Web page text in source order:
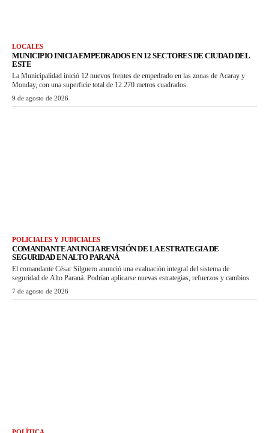
LOCALES
MUNICIPIO INICIA EMPEDRADOS EN 12 SECTORES DE CIUDAD DEL
ESTE
La Municipalidad inició 12 nuevos frentes de empedrado en las zonas de Acaray y
Monday, con una superficie total de 12.270 metros cuadrados.
9 de agosto de 2026
POLICIALES Y JUDICIALES
COMANDANTE ANUNCIA REVISIÓN DE LA ESTRATEGIA DE
SEGURIDAD EN ALTO PARANÁ
El comandante César Silguero anunció una evaluación integral del sistema de
seguridad de Alto Paraná. Podrían aplicarse nuevas estrategias, refuerzos y cambios.
7 de agosto de 2026